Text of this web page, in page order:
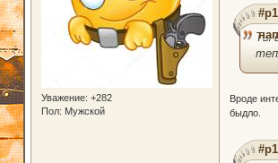
Уважение: +282
Пол: Мужской
Ты
Вроде
быдло.